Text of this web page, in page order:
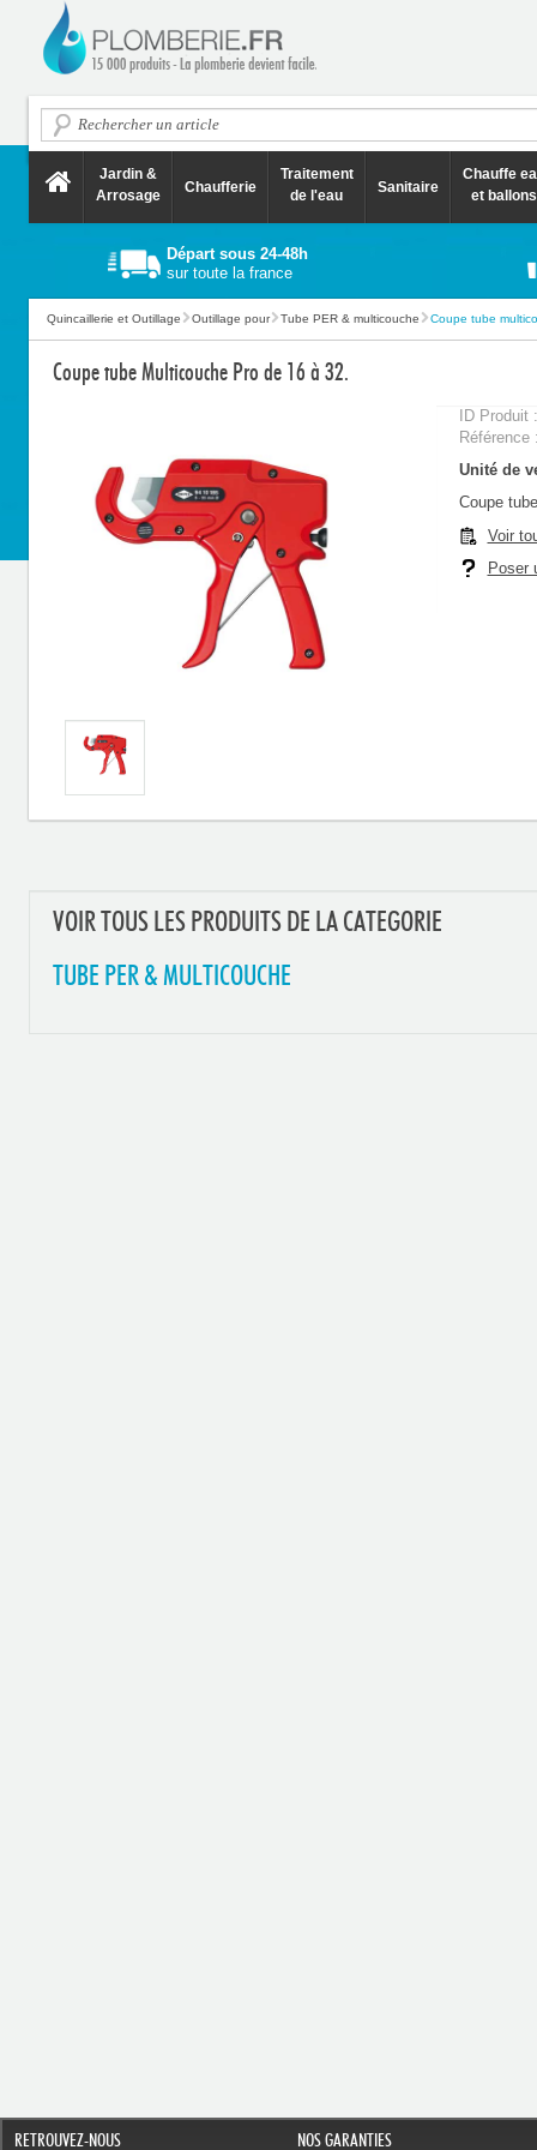
Jardin &
Arrosage
Chaufferie
Traitement
de l'eau
Sanitaire
Chauffe
et ballons
Départ sous 24-48h
sur toute la france
Quincaillerie et Outillage Outillage pour Tube PER & multicouche Coupe tube
Coupe tube Multicouche Pro de 16 à 32.
ID Produit
Unité de
Coupe
Voir
Poser
VOIR TOUS LES PRODUITS DE LA CATEGORIE
TUBE PER & MULTICOUCHE
RETROUVEZ-NOUS NOS GARANTIES